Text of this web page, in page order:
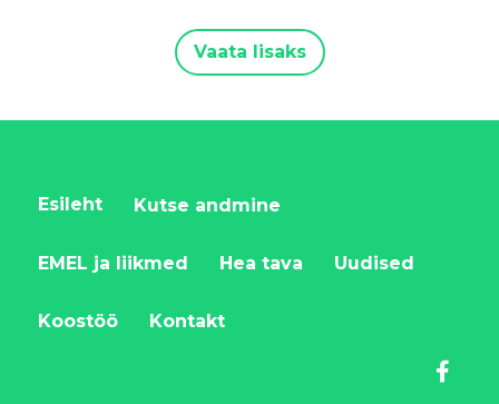
Vaata lisaks
Esileht Kutse andmine
EMEL ja liikmed Hea tava Uudised
Koostöö Kontakt